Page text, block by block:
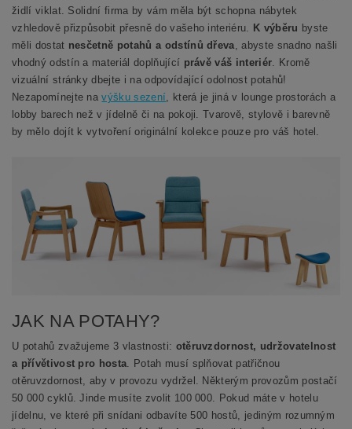
židlí viklat. Solidní firma by vám měla být schopna nábytek
vzhledově přizpůsobit přesně do vašeho interiéru.
K výběru byste
měli dostat nesčetně potahů a odstínů dřeva , abyste snadno našli
vhodný odstín a materiál doplňující právě váš interiér . Kromě
vizuální stránky dbejte i na odpovídající odolnost potahů!
Nezapomínejte navýšku sezení , která je jiná v lounge prostorách a
lobby barech než v jídelně či na pokoji. Tvarově, stylově i barevně
by mělo dojít k vytvoření originální kolekce pouze pro váš hotel.
JAK NA POTAHY?
U potahů zvažujeme 3 vlastnosti: otěruvzdornost, udržovatelnost
a přívětivost pro hosta. Potah musí splňovat patřičnou
otěruvzdornost, aby v provozu vydržel. Některým provozům postačí
50 000 cyklů. Jinde musíte zvolit 100 000. Pokud máte v hotelu
jídelnu, ve které při snídani odbavíte 500 hostů, jediným rozumným